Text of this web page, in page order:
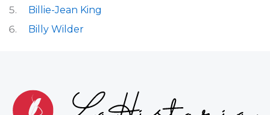
Billie-Jean King
Billy Wilder